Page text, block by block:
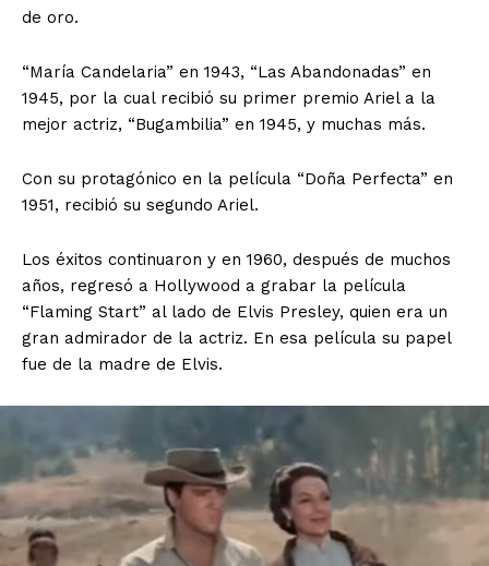
de oro.
“María Candelaria” en 1943, “Las Abandonadas” en
1945, por la cual recibió su primer premio Ariel a la
mejor actriz, “Bugambilia” en 1945, y muchas más.
Con su protagónico en la película “Doña Perfecta” en
1951, recibió su segundo Ariel.
Los éxitos continuaron y en 1960, después de muchos
años, regresó a Hollywood a grabar la película
“Flaming Start” al lado de Elvis Presley, quien era un
gran admirador de la actriz. En esa película su papel
fue de la madre de Elvis.